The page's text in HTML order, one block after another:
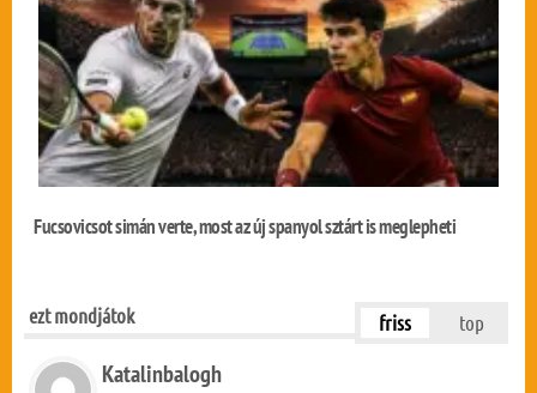
Fucsovicsot simán verte, most az új spanyol sztárt is meglepheti
ezt mondjátok friss top
Katalinbalogh